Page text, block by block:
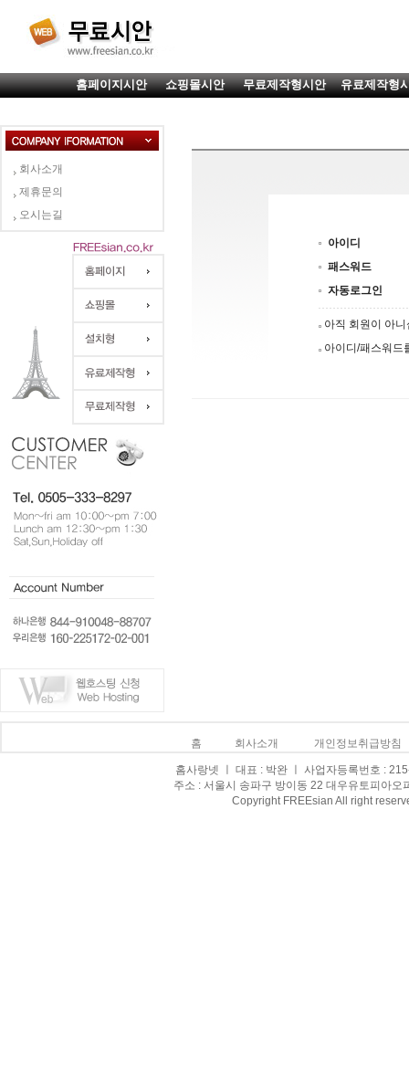
홈페이지시안 쇼핑몰시안 무료제작형시안 유료제작형
회사소개
제휴문의
오시는길
아이디
패스워드
자동로그인
아직 회원이 아
아이디/패스워
홈 회사소개 개인정보취급방침
홈사랑넷 ㅣ 대표 : 박완 ㅣ 사업자등록번호 :
주소 : 서울시 송파구 방이동 22 대우유토피아
Copyright FREEsian All right